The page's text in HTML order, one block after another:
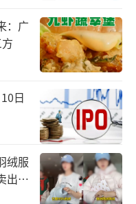
的争议处理规则，
题，让买家有机会
就可以获得退款，
要学习拼多多的仅
：广
日
绒服
出超